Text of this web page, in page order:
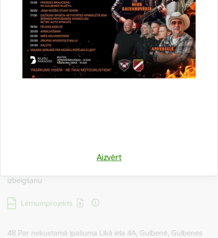
Aizvērt
45. Par dzīvokļa īpašuma “Šķieneri 10” – 45, Šķieneri, Stradu
pagasts, Gulbenes novads, atsavināšanu īrniekam
Lejupielādēt:
Lēmumprojekts
47.Par dzīvokļa īpašuma “Lauksaimniecības skola 20” – 9,
izbeigšanu
Lejupielādēt:
Lēmumprojekts
48.Par nekustamā īpašuma Līkā iela 4A, Gulbenē, Gulbenes